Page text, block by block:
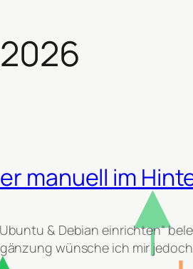
manuell im
& Debian einrichten“
wünsche ich mir